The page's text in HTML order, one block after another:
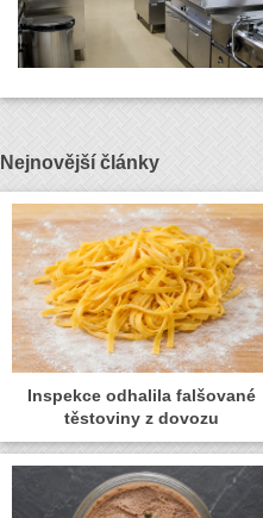
Nejnovější články
Inspekce odhalila falšované
těstoviny z dovozu